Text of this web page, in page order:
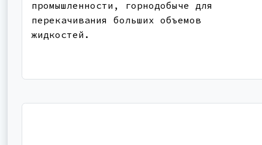
промышленности, горнодобыче для
перекачивания больших объемов
жидкостей.